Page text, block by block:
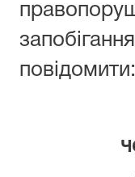
повідомити: